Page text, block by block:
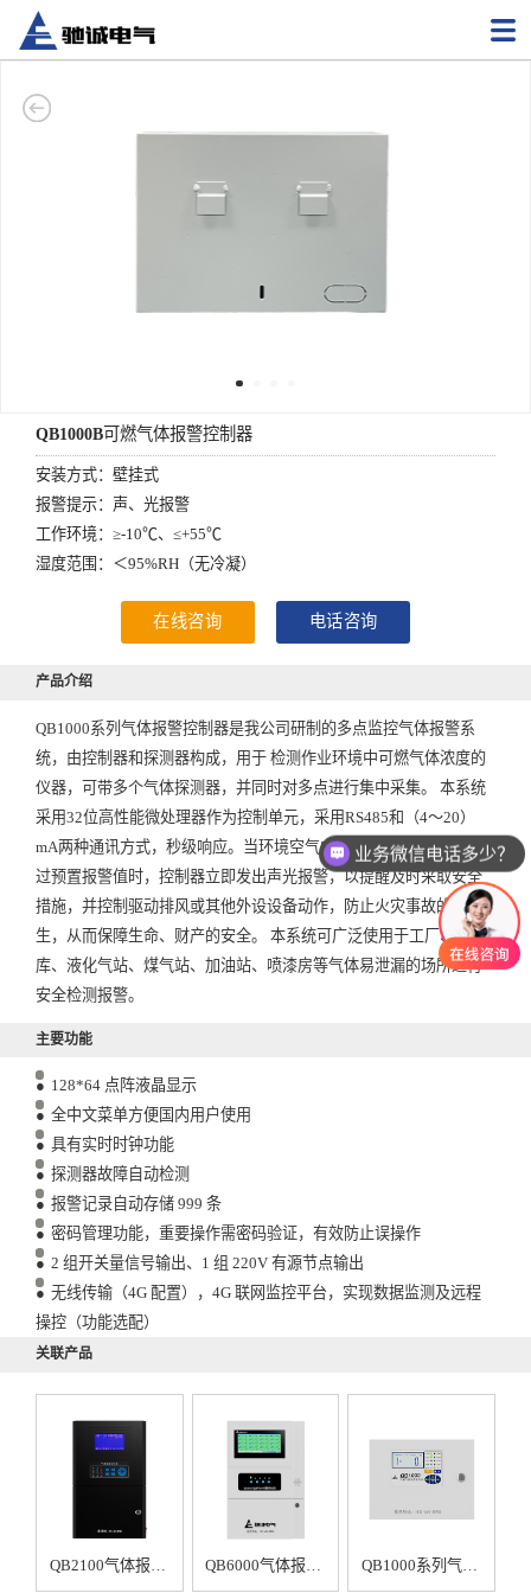
QB1000B可燃气体报警控制器
安装方式：壁挂式
报警提示：声、光报警
工作环境：≥-10℃、≤+55℃
湿度范围：＜95%RH（无冷凝）
在线咨询 电话咨询
产品介绍
QB1000系列气体报警控制器是我公司研制的多点监控气体报警系
统，由控制器和探测器构成，用于 检测作业环境中可燃气体浓度的
仪器，可带多个气体探测器，并同时对多点进行集中采集。 本系统
采用32位高性能微处理器作为控制单元，采用RS485和（4～20）
mA两种通讯方式，秒级响应。当环境空气中检测气体浓度达到或超
过预置报警值时，控制器立即发出声光报警，以提醒及时采取安全
措施，并控制驱动排风或其他外设设备动作，防止火灾事故的发
生，从而保障生命、财产的安全。 本系统可广泛使用于工厂、油
库、液化气站、煤气站、加油站、喷漆房等气体易泄漏的场所进行
安全检测报警。
主要功能
● 128*64 点阵液晶显示
● 全中文菜单方便国内用户使用
● 具有实时时钟功能
● 探测器故障自动检测
● 报警记录自动存储 999 条
● 密码管理功能，重要操作需密码验证，有效防止误操作
● 2 组开关量信号输出、1 组 220V 有源节点输出
● 无线传输（4G 配置），4G 联网监控平台，实现数据监测及远程
操控（功能选配）
关联产品
QB2100气体报警控制器 QB6000气体报警控制器 QB1000系列气体报警控制器
业务微信电话多少？
我想咨询气体报警器产品